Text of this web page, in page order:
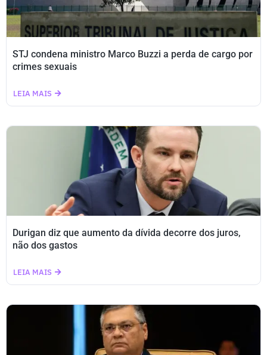
STJ condena ministro Marco Buzzi a perda de cargo por
crimes sexuais
LEIA MAIS
Durigan diz que aumento da dívida decorre dos juros,
não dos gastos
LEIA MAIS